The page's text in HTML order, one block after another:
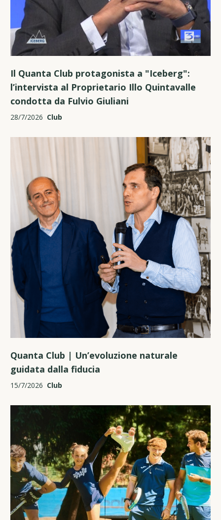
Il Quanta Club protagonista a "Iceberg":
l’intervista al Proprietario Illo Quintavalle
condotta da Fulvio Giuliani
28/7/2026 Club
Quanta Club | Un’evoluzione naturale
guidata dalla fiducia
15/7/2026 Club